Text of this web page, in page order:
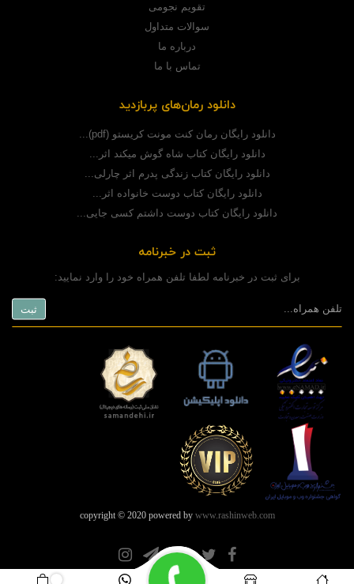
تقویم نجومی
سوالات متداول
درباره ما
تماس با ما
دانلود رمان‌های پربازدید
دانلود رایگان رمان کنت مونت کریستو (pdf)...
دانلود رایگان کتاب شاه گوش میکند اثر...
دانلود رایگان کتاب زندگی پدرم اثر چارلی...
دانلود رایگان کتاب دوست خانواده اثر...
دانلود رایگان کتاب دوست داشتم کسی جایی...
ثبت در خبرنامه
برای ثبت در خبرنامه لطفا تلفن همراه خود را وارد نمایید:
copyright © 2020 powered by www.rashinweb.com